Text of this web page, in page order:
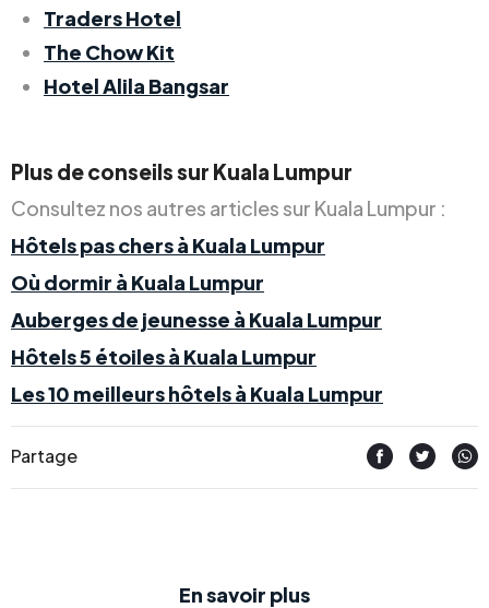
Traders Hotel
The Chow Kit
Hotel Alila Bangsar
Plus de conseils sur Kuala Lumpur
Consultez nos autres articles sur Kuala Lumpur :
Hôtels pas chers à Kuala Lumpur
Où dormir à Kuala Lumpur
Auberges de jeunesse à Kuala Lumpur
Hôtels 5 étoiles à Kuala Lumpur
Les 10 meilleurs hôtels à Kuala Lumpur
Partage
En savoir plus